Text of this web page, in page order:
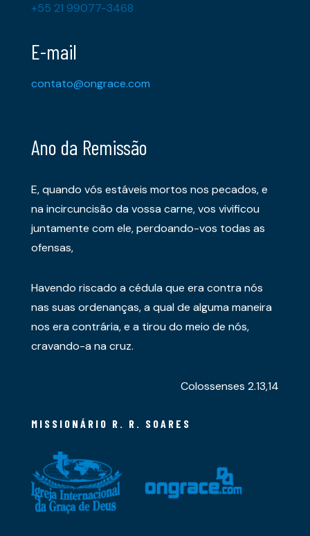
+55 21 99077-3468
E-mail
contato@ongrace.com
Ano da Remissão
E, quando vós estáveis mortos nos pecados, e
na incircuncisão da vossa carne, vos vivificou
juntamente com ele, perdoando-vos todas as
ofensas,
Havendo riscado a cédula que era contra nós
nas suas ordenanças, a qual de alguma maneira
nos era contrária, e a tirou do meio de nós,
cravando-a na cruz.
Colossenses 2.13,14
MISSIONÁRIO R. R. SOARES